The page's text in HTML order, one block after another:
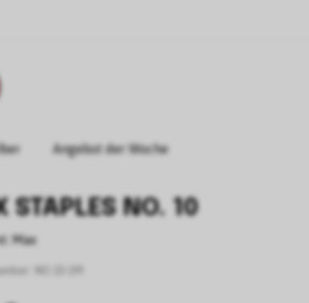
Angebot der Woche
STAPLES NO. 10
Max